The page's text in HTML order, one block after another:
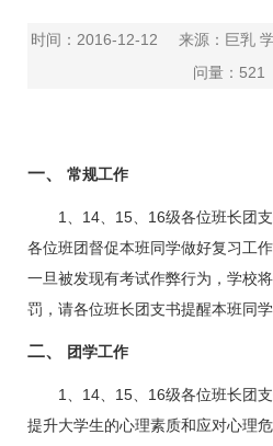
时间：2016-12-12 来源：巨乳
问量： 521
一、 常规工作
1 14 15 16级各位班长团
各位班团督促本班同学做好复习工
一旦被发现有考试作弊行为，学校
罚，请各位班长团支书提醒本班同学
二、 团学工作
1 14 15 16级各位班长团
提升大学生的心理素质和应对心理